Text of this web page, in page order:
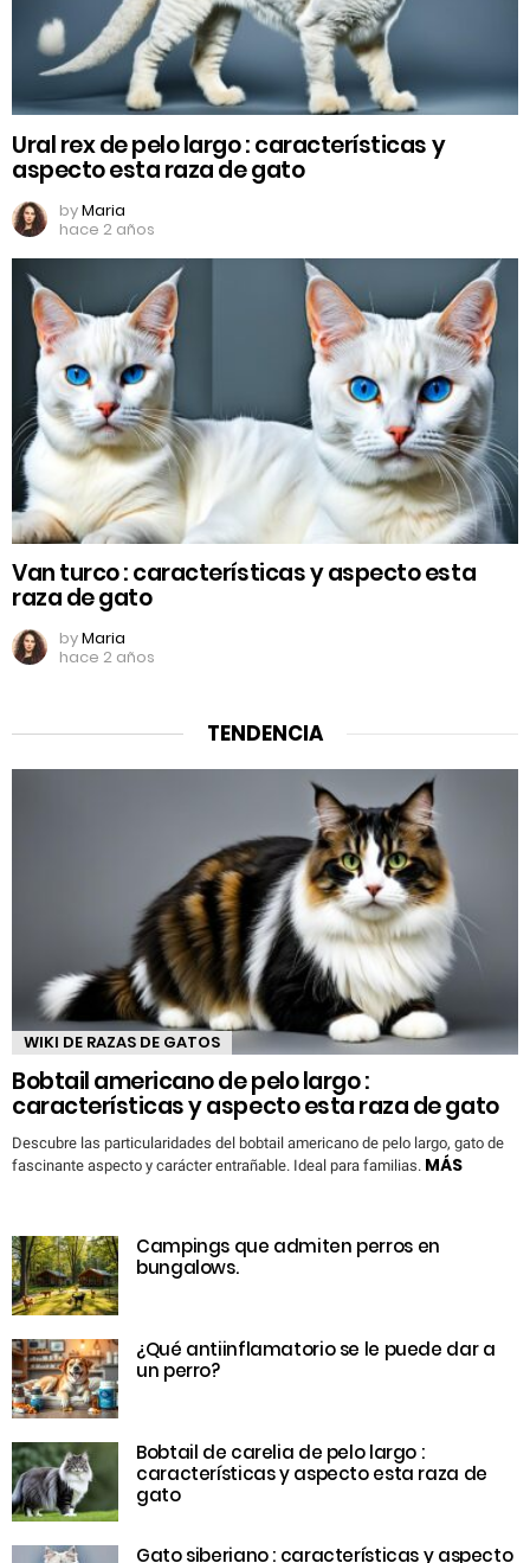
Ural rex de pelo largo : características y
aspecto esta raza de gato
byMaria
hace 2 años
Van turco : características y aspecto esta
raza de gato
byMaria
hace 2 años
TENDENCIA
WIKI DE RAZAS DE GATOS
Bobtail americano de pelo largo :
características y aspecto esta raza de gato
Descubre las particularidades del bobtail americano de pelo largo, gato de
fascinante aspecto y carácter entrañable. Ideal para familias. MÁS
Campings que admiten perros en
bungalows.
¿Qué antiinflamatorio se le puede dar a
un perro?
Bobtail de carelia de pelo largo :
características y aspecto esta raza de
gato
Gato siberiano : características y aspecto